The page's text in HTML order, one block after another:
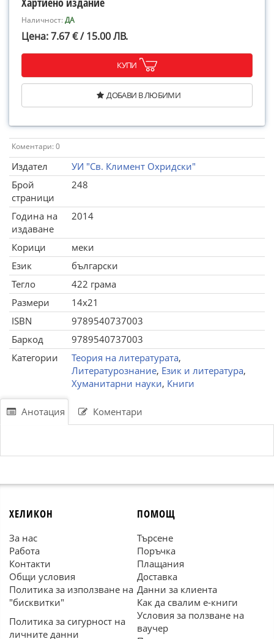
Наличност:ДА
Цена: 7.67 € / 15.00 ЛВ.
КУПИ
ДОБАВИ В ЛЮБИМИ
Коментари: 0
Издател
УИ "Св. Климент Охридски"
Брой
страници
248
Година на
издаване
2014
Корици
меки
Език
български
Тегло
422 грама
Размери
14x21
ISBN
9789540737003
Баркод
9789540737003
Категории
Теория на литературата,
Литературознание, Език и литература,
Хуманитарни науки, Книги
Анотация Коментари
ХЕЛИКОН
За нас
Работа
Контакти
Общи условия
Политика за използване на
"бисквитки"
Политика за сигурност на
личните данни
ПОМОЩ
Търсене
Поръчка
Плащания
Доставка
Данни за клиента
Как да свалим е-книги
Условия за ползване на
ваучер